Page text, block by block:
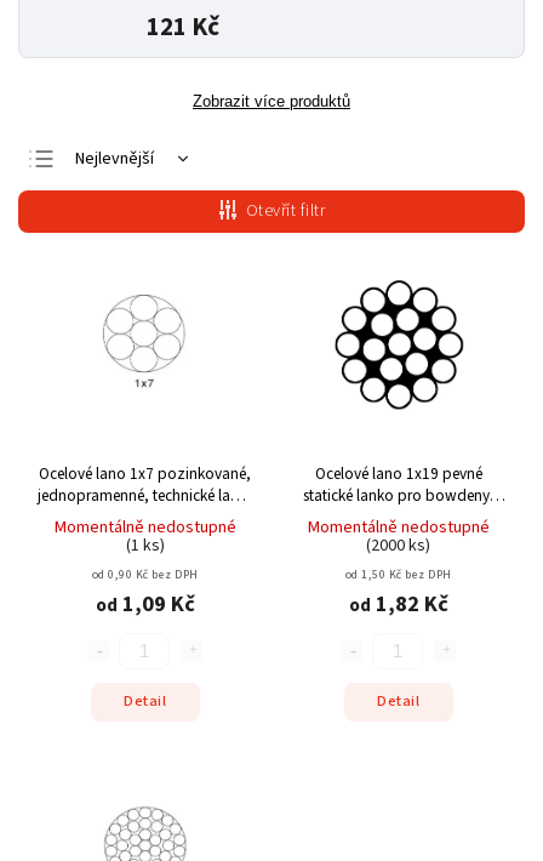
121 Kč
Zobrazit více produktů
Nejlevnější
Nejdražší
Nejprodávanější
Otevřít filtr
Ocelové lano 1x7 pozinkované,
jednopramenné, technické lano,
DIN 3052
Momentálně nedostupné
(1 ks)
od 0,90 Kč bez DPH
od 1,09 Kč
Detail
Ocelové lano 1x19 pevné
statické lanko pro bowdeny,
zábradlí (EN 12385-4)
Momentálně nedostupné
(2000 ks)
od 1,50 Kč bez DPH
od 1,82 Kč
Detail